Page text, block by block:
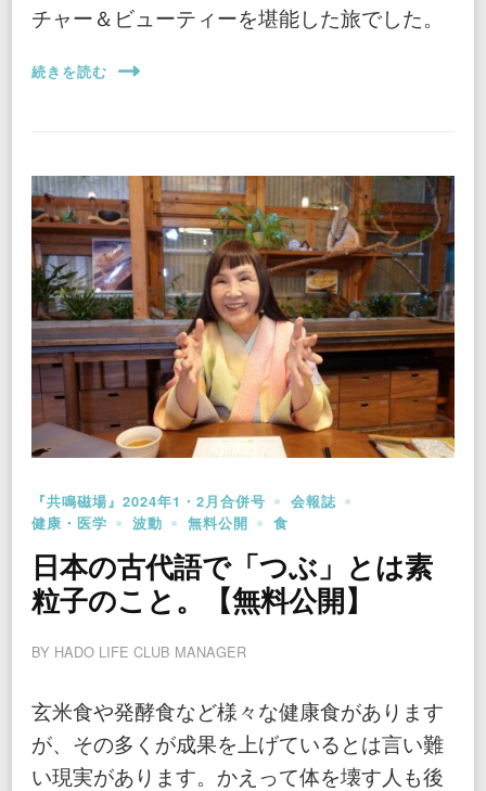
チャー＆ビューティーを堪能した旅でした。
続きを読む
『共鳴磁場』2024年1・2月合併号
会報誌
健康・医学
波動 無料公開 食
日本の古代語で「つぶ」とは素
粒子のこと。【無料公開】
BY HADO LIFE CLUB MANAGER
玄米食や発酵食など様々な健康食があります
が、その多くが成果を上げているとは言い難
い現実があります。かえって体を壊す人も後